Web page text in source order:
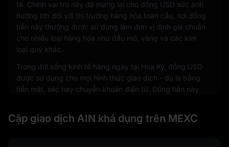
tế. Chính vai trò này đã mang lại cho đồng USD sức ảnh
hưởng lớn đối với thị trường hàng hóa toàn cầu, nơi đồng
tiền này thường được sử dụng làm đơn vị định giá chuẩn
cho nhiều loại hàng hóa như dầu mỏ, vàng và các kim
loại quý khác.
Trong đời sống kinh tế hàng ngày tại Hoa Kỳ, đồng USD
được sử dụng cho mọi hình thức giao dịch - dù là bằng
tiền mặt, séc hay chuyển khoản điện tử. Đồng tiền này
cả tiền xu và tiền giấy. Tiền xu và tiền giấy lần lượt do
Cục đúc tiền kim loại Hoa Kỳ (United States Mint) và Bộ
Cặp giao dịch AIN khả dụng trên MEXC